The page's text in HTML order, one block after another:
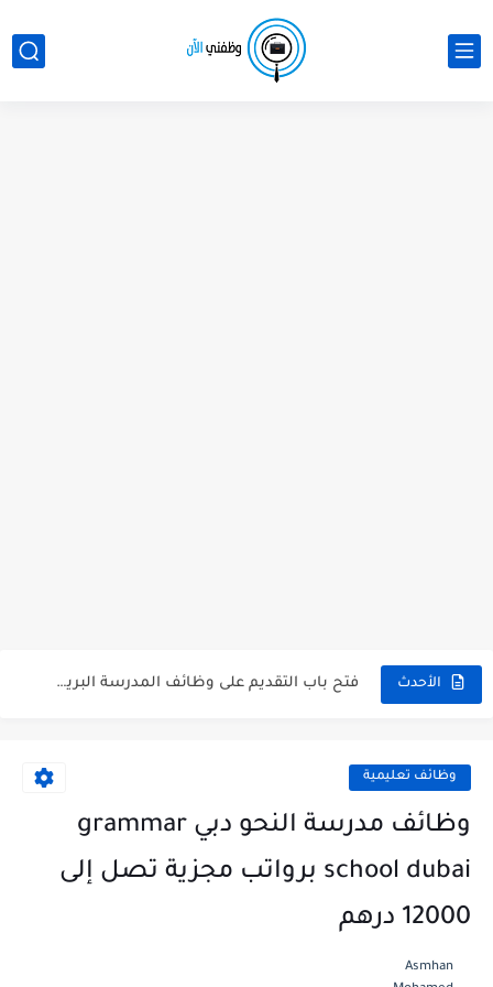
الأحدث فتح باب التقديم على وظائف المدرسة البريطانية العالمية British International...
وظائف تعليمية
وظائف مدرسة النحو دبي grammar
school dubai برواتب مجزية تصل إلى
12000 درهم
Asmhan